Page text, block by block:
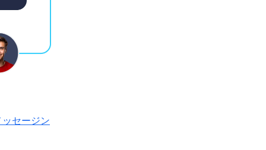
ッセージン